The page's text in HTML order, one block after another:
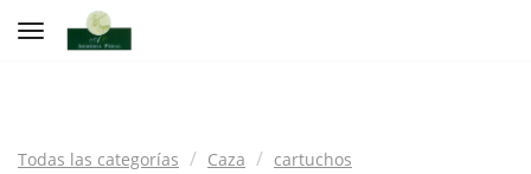
Toggle navigation
Todas las categorías Caza
cartuchos